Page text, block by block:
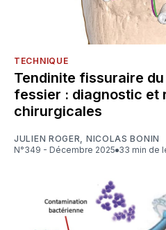
TECHNIQUE
Tendinite fissuraire
fessier : diagnostic et
chirurgicales
JULIEN ROGER, NICOLAS BONIN
N°349 - Décembre 2025
33 min de